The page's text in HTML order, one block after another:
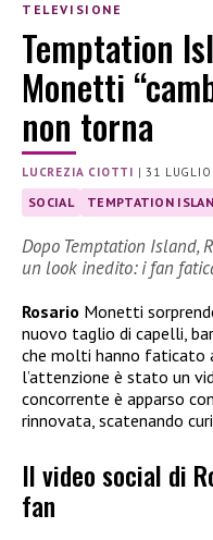
TELEVISIONE
Temptation
Monetti
non torna
LUCREZIA CIOTTI |31
SOCIAL TEMPTATION
Dopo Temptation Island,
un look inedito: i fan
Rosario Monetti
nuovo taglio di capelli,
che molti hanno faticato
l’attenzione è stato un
concorrente è apparso
rinnovata, scatenando
Il video social di
fan